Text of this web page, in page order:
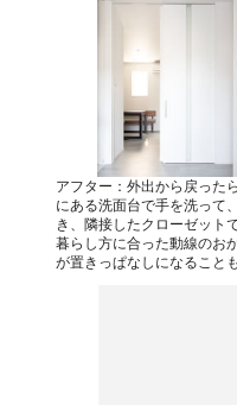
アフター：外出から戻った
にある洗面台で手を洗って
き、隣接したクローゼット
暮らし方に合った動線のお
が置きっぱなしになること